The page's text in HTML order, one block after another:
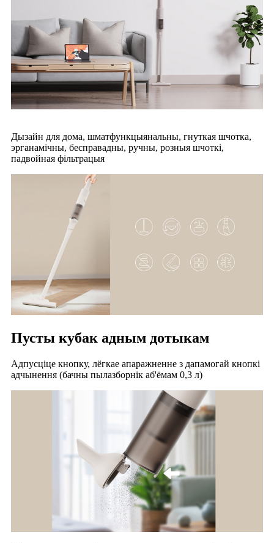
Дызайн для дома, шматфункцыянальны, гнуткая шчотка,
эрганамічны, бесправадны, ручны, розныя шчоткі,
падвойная фільтрацыя
Пусты кубак адным дотыкам
Адпусціце кнопку, лёгкае апаражненне з дапамогай кнопкі
адчынення (бачны пылазборнік аб'ёмам 0,3 л)